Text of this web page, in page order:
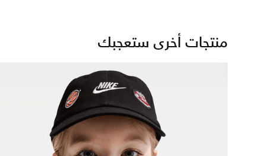
منتجات أخرى ستعجبك